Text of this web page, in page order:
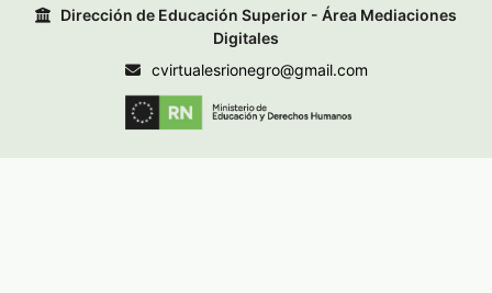
Dirección de Educación Superior - Área Mediaciones
Digitales
cvirtualesrionegro@gmail.com